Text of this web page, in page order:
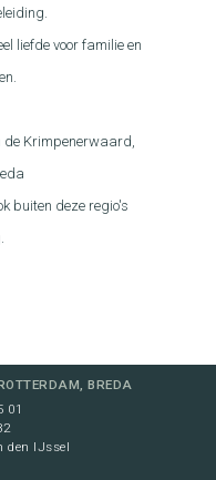
liefde voor familie en
Krimpenerwaard,
buiten deze regio's
BREDA
01
den IJssel